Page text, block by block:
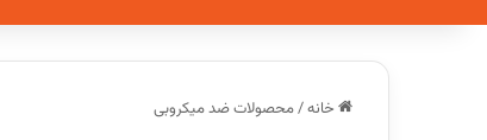
خانه/محصولات ضد میکروبی